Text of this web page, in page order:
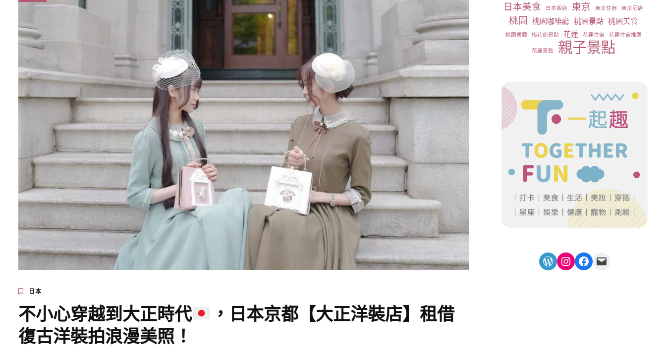
日本
不小心穿越到大正時代
，日本京都【大正洋裝店】租借
復古洋裝拍浪漫美照！
日本美食 日本飯店 東京 東京住宿 東京酒店
桃園 桃園咖啡廳 桃園景點 桃園美食
桃園餐廳 梅花鹿景點 花蓮 花蓮住宿 花蓮住宿推薦
花蓮景點 親子景點
WordPress
Instagram
Facebook
Mail